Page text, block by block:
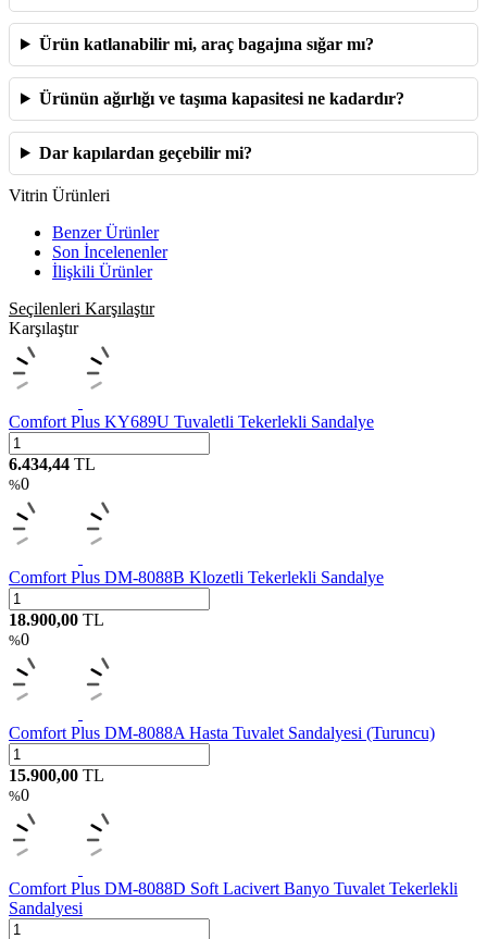
Ürün katlanabilir mi, araç bagajına sığar mı?
Ürünün ağırlığı ve taşıma kapasitesi ne kadardır?
Dar kapılardan geçebilir mi?
Vitrin Ürünleri
Benzer Ürünler
Son İncelenenler
İlişkili Ürünler
Seçilenleri Karşılaştır
Karşılaştır
Comfort Plus KY689U Tuvaletli Tekerlekli Sandalye
6.434,44 TL
%0
Comfort Plus DM-8088B Klozetli Tekerlekli Sandalye
18.900,00 TL
%0
Comfort Plus DM-8088A Hasta Tuvalet Sandalyesi (Turuncu)
15.900,00 TL
%0
Comfort Plus DM-8088D Soft Lacivert Banyo Tuvalet Tekerlekli
Sandalyesi